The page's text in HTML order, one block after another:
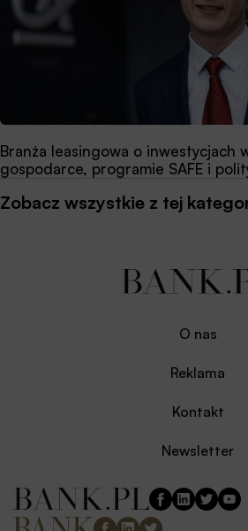
Branża leasingowa o inwestycjach
gospodarce, programie SAFE i
Zobacz wszystkie z tej
O nas
Reklama
Kontakt
Newsletter